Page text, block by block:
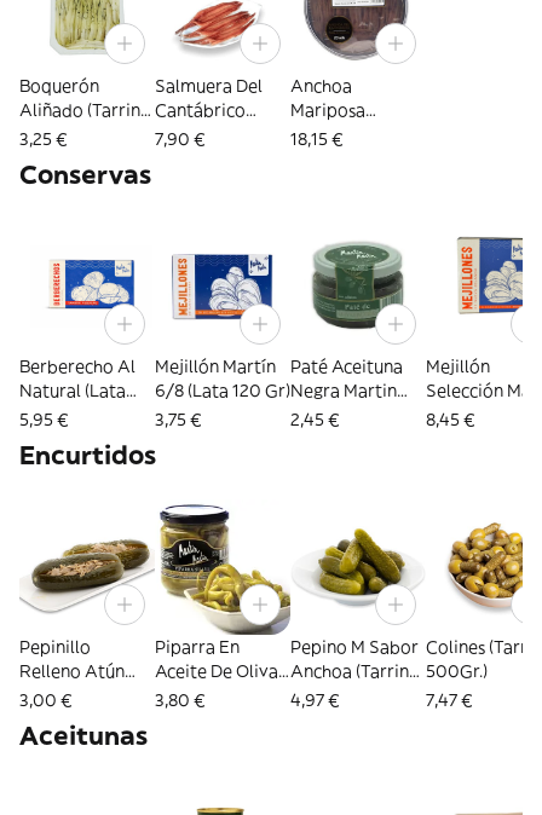
Boquerón
Aliñado (Tarrina
70Gr.)
3,25 €
Salmuera Del
Cantábrico
(6Ud)
7,90 €
Anchoa
Mariposa
Cantábrico
18,15 €
Conservas
Berberecho Al
Natural (Lata
120 Gr)
5,95 €
Mejillón Martín
6/8 (Lata 120 Gr)
3,75 €
Paté Aceituna
Negra Martin
(Frasco 110Gr.)
2,45 €
Mejillón
Selección
(Lata 280 Gr)
8,45 €
Encurtidos
Pepinillo
Relleno Atún
(4Ud)
3,00 €
Piparra En
Aceite De Oliva
Etiqueta Negra
3,80 €
Pepino M Sabor
Anchoa (Tarrina
500Gr.)
4,97 €
Colines
500Gr.)
7,47 €
Aceitunas